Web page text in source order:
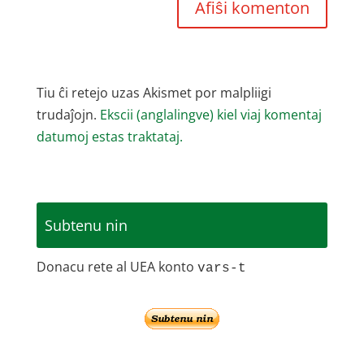
Tiu ĉi retejo uzas Akismet por malpliigi
trudaĵojn. Ekscii (anglalingve) kiel viaj komentaj
datumoj estas traktataj.
Subtenu nin
Donacu rete al UEA konto vars-t